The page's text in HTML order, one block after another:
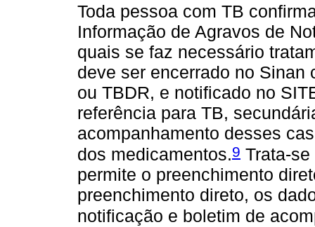
Toda pessoa com TB
Informação de Agravos de
quais se faz necessário
deve ser encerrado no Sinan
ou TBDR, e notificado no
referência para TB,
acompanhamento desses
dos medicamentos.9 Trata-
permite o preenchimento
preenchimento direto, os
notificação e boletim de